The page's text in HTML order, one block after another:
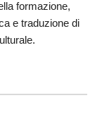
formazione,
e traduzione di